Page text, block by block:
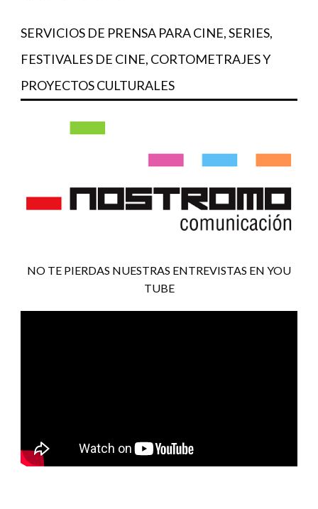
SERVICIOS DE PRENSA PARA CINE, SERIES,
FESTIVALES DE CINE, CORTOMETRAJES Y
PROYECTOS CULTURALES
NO TE PIERDAS NUESTRAS ENTREVISTAS EN YOU
TUBE